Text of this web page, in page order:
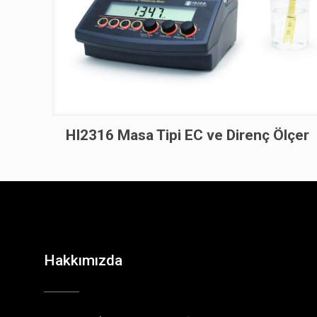
HI2316 Masa Tipi EC ve Direnç Ölçer
Hakkımızda